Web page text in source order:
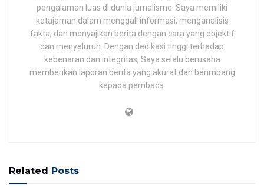
pengalaman luas di dunia jurnalisme. Saya memiliki
ketajaman dalam menggali informasi, menganalisis
fakta, dan menyajikan berita dengan cara yang objektif
dan menyeluruh. Dengan dedikasi tinggi terhadap
kebenaran dan integritas, Saya selalu berusaha
memberikan laporan berita yang akurat dan berimbang
kepada pembaca.
Related Posts